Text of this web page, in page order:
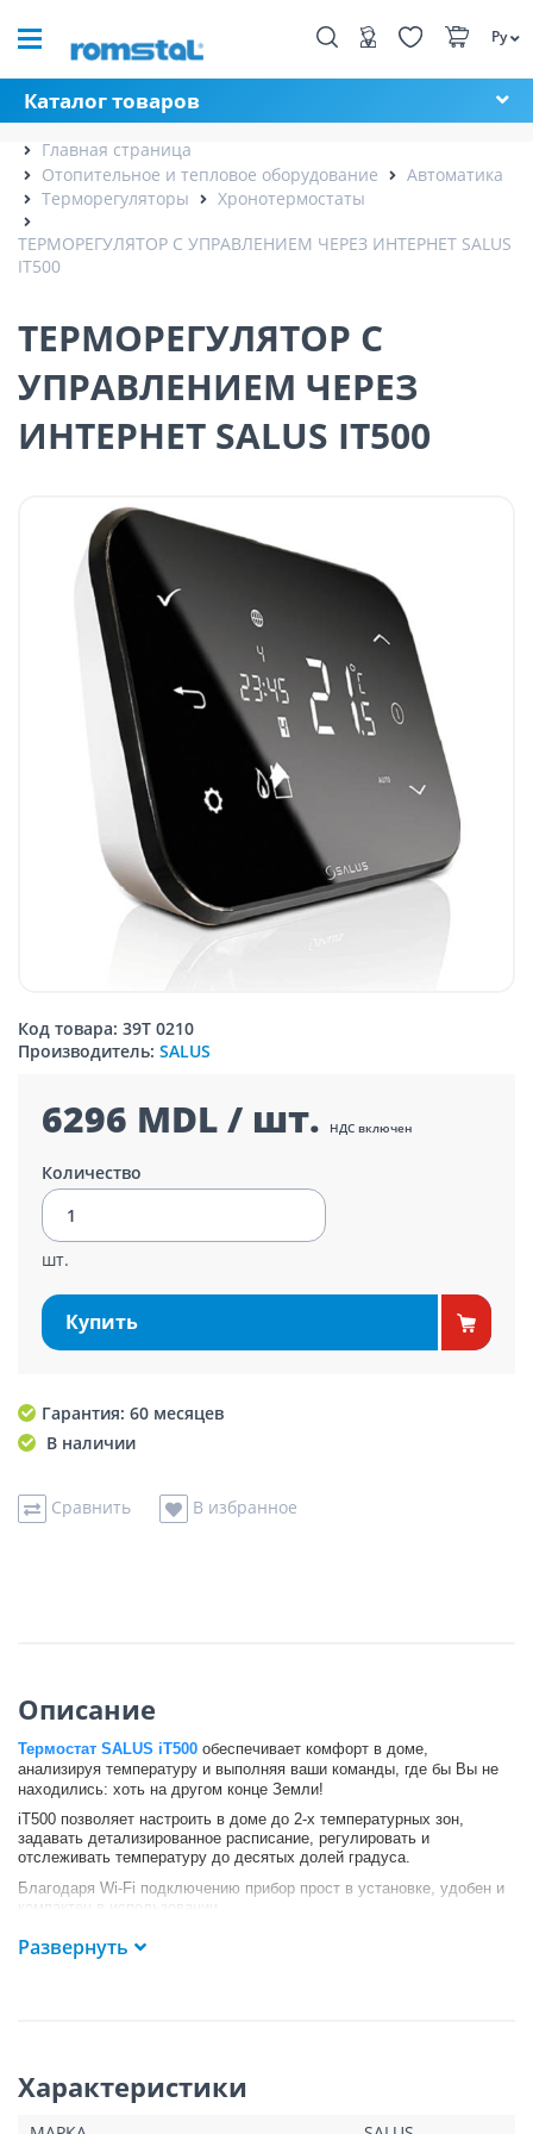
Ру
Каталог товаров
Главная страница
Отопительное и тепловое оборудование
Автоматика
Терморегуляторы
Хронотермостаты
ТЕРМОРЕГУЛЯТОР С УПРАВЛЕНИЕМ ЧЕРЕЗ ИНТЕРНЕТ SALUS
IT500
ТЕРМОРЕГУЛЯТОР С
УПРАВЛЕНИЕМ ЧЕРЕЗ
ИНТЕРНЕТ SALUS IT500
Код товара: 39T 0210
Производитель: SALUS
6296 MDL / шт. НДС включен
Количество
шт.
Купить
Гарантия: 60 месяцев
В наличии
Сравнить В избранное
Описание
Термостат SALUS iT500 обеспечивает комфорт в доме,
анализируя температуру и выполняя ваши команды, где бы Вы не
находились: хоть на другом конце Земли!
iT500 позволяет настроить в доме до 2-х температурных зон,
задавать детализированное расписание, регулировать и
отслеживать температуру до десятых долей градуса.
Благодаря Wi-Fi подключению прибор прост в установке, удобен и
компактен в использовании.
Технологичный изящный дизайн вписывается в любые интерьеры и
позволяет управлять климатом с удовольствием.
Приложения для PC, iOS и Android обеспечивают управление с
каждого устройства: в любой точке света вы знаете, какая
температура у вас дома сейчас и можете легко её регулировать.
Развернуть
Характеристики